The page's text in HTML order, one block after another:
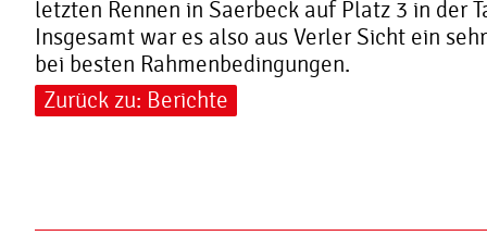
letzten Rennen in Saerbeck auf Platz 3 in der
Insgesamt war es also aus Verler Sicht ein
bei besten Rahmenbedingungen.
Zurück zu: Berichte